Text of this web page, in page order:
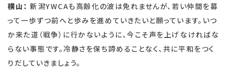
横山：新潟YWCAも高齢化の波は免れませんが、若い仲間を募
って一歩ずつ前へと歩みを進めていきたいと願っています。いつ
か来た道（戦争）に行かないように、今こそ声を上げなければな
らない事態です。冷静さを保ち諦めることなく、共に平和をつく
りだしていきましょう。